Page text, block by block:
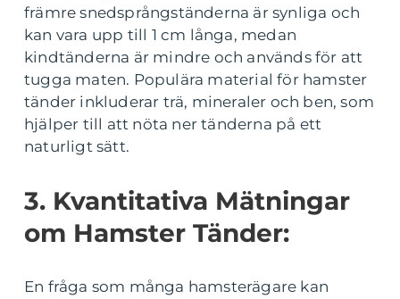
främre snedsprångständerna är synliga och
kan vara upp till 1 cm långa, medan
kindtänderna är mindre och används för att
tugga maten. Populära material för hamster
tänder inkluderar trä, mineraler och ben, som
hjälper till att nöta ner tänderna på ett
naturligt sätt.
3. Kvantitativa Mätningar
om Hamster Tänder:
En fråga som många hamsterägare kan